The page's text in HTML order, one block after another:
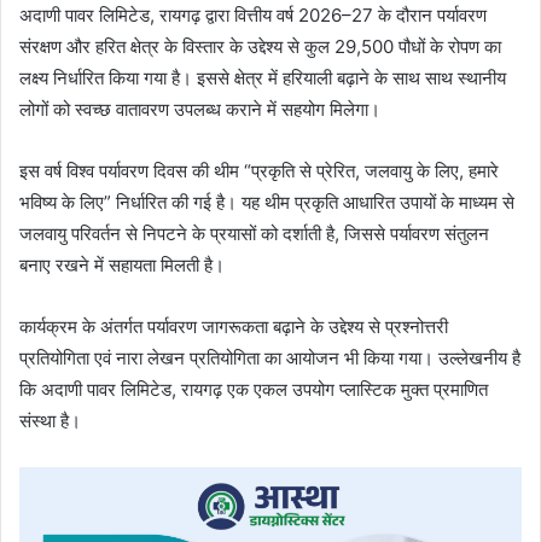
अदाणी पावर लिमिटेड, रायगढ़ द्वारा वित्तीय वर्ष 2026–27 के दौरान पर्यावरण
संरक्षण और हरित क्षेत्र के विस्तार के उद्देश्य से कुल 29,500 पौधों के रोपण का
लक्ष्य निर्धारित किया गया है। इससे क्षेत्र में हरियाली बढ़ाने के साथ साथ स्थानीय
लोगों को स्वच्छ वातावरण उपलब्ध कराने में सहयोग मिलेगा।
इस वर्ष विश्व पर्यावरण दिवस की थीम “प्रकृति से प्रेरित, जलवायु के लिए, हमारे
भविष्य के लिए” निर्धारित की गई है। यह थीम प्रकृति आधारित उपायों के माध्यम से
जलवायु परिवर्तन से निपटने के प्रयासों को दर्शाती है, जिससे पर्यावरण संतुलन
बनाए रखने में सहायता मिलती है।
कार्यक्रम के अंतर्गत पर्यावरण जागरूकता बढ़ाने के उद्देश्य से प्रश्नोत्तरी
प्रतियोगिता एवं नारा लेखन प्रतियोगिता का आयोजन भी किया गया। उल्लेखनीय है
कि अदाणी पावर लिमिटेड, रायगढ़ एक एकल उपयोग प्लास्टिक मुक्त प्रमाणित
संस्था है।